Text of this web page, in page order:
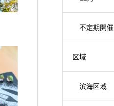
不定期開催
区域
滨海区域